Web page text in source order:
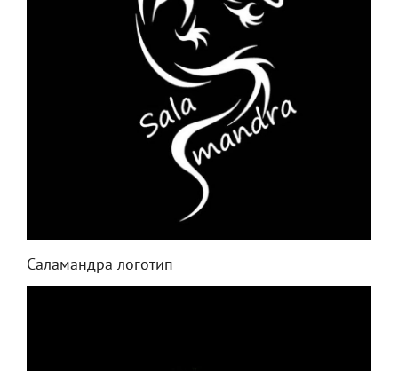
Саламандра логотип